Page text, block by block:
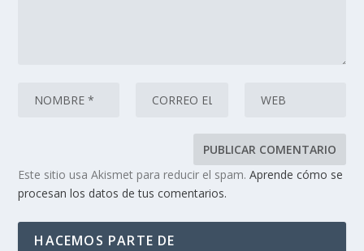
Este sitio usa Akismet para reducir el spam.Aprende cómo se
procesan los datos de tus comentarios.
HACEMOS PARTE DE